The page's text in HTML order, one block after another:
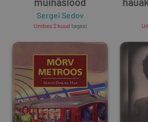
Sergei Sedov
Umbes 2 kuud tagasi
ja